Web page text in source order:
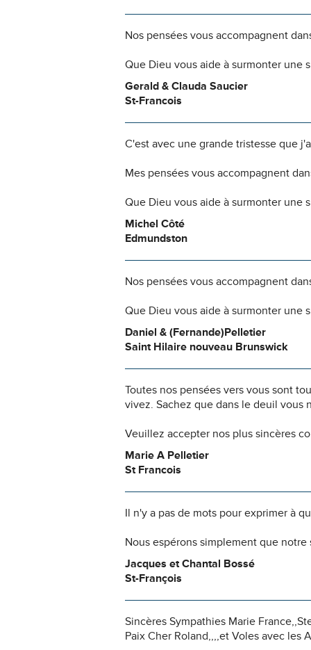
Nos pensées vous accompagnent
Que Dieu vous aide à surmonter une
Gerald & Clauda Saucier
St-Francois
C'est avec une grande tristesse que
Mes pensées vous accompagnent
Que Dieu vous aide à surmonter une
Michel Côté
Edmundston
Nos pensées vous accompagnent
Que Dieu vous aide à surmonter une
Daniel & (Fernande)Pelletier
Saint Hilaire nouveau Brunswick
Toutes nos pensées vers vous sont
vivez. Sachez que dans le deuil vous
Veuillez accepter nos plus sincères
Marie A Pelletier
St Francois
Il n'y a pas de mots pour exprimer à
Nous espérons simplement que
Jacques et Chantal Bossé
St-François
Sincères Sympathies Marie
Paix Cher Roland,,,,et Voles avec les